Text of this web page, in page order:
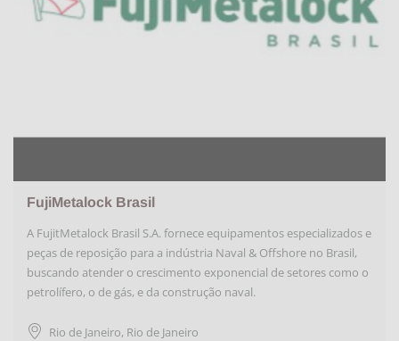
FujiMetalock Brasil
A FujitMetalock Brasil S.A. fornece equipamentos especializados e
peças de reposição para a indústria Naval & Offshore no Brasil,
buscando atender o crescimento exponencial de setores como o
petrolífero, o de gás, e da construção naval.
Rio de Janeiro, Rio de Janeiro